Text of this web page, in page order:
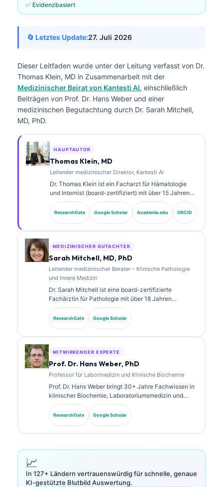
✅ Evidenzbasiert
🔄 Letztes Update:27. Juli 2026
Dieser Leitfaden wurde unter der Leitung verfasst von Dr.
Thomas Klein, MD in Zusammenarbeit mit der
Medizinischer Beirat von Kantesti AI, einschließlich
Beiträgen von Prof. Dr. Hans Weber und einer
medizinischen Begutachtung durch Dr. Sarah Mitchell,
MD, PhD.
HAUPTAUTOR
Thomas Klein, MD
Leitender medizinischer Direktor, Kantesti AI
Dr. Thomas Klein ist ein Facharzt für Hämatologie
und Internist (board-zertifiziert) mit über 15 Jahren
Erfahrung in der Labormedizin und in der KI-
gestützten klinischen Analyse. Als Chief Medical
Officer bei Kantesti AI übernimmt er die klinische
Biomarker-Interpretation und Labordiagnostik
veröffentlicht.
ResearchGate Google Scholar Academia.edu ORCID
MEDIZINISCHER GUTACHTER
Sarah Mitchell, MD, PhD
Leitender medizinischer Berater – Klinische Pathologie
und Innere Medizin
Dr. Sarah Mitchell ist eine board-zertifizierte
Fachärztin für Pathologie mit über 18 Jahren
Erfahrung in der Laboratoriumsmedizin und in der
diagnostischen Analyse. Sie verfügt über
Spezialzertifizierungen in klinischer Chemie und hat
ResearchGate Google Scholar
MITWIRKENDER EXPERTE
Prof. Dr. Hans Weber, PhD
Professor für Labormedizin und Klinische Biochemie
Prof. Dr. Hans Weber bringt 30+ Jahre Fachwissen in
klinischer Biochemie, Laboratoriumsmedizin und
Biomarkerforschung mit. Als ehemaliger Präsident der
Deutschen Gesellschaft für Klinische Chemie ist er
auf die Analyse diagnostischer Panels, die
ResearchGate Google Scholar
📈
In 127+ Ländern vertrauenswürdig für schnelle, genaue
KI-gestützte Blutbild Auswertung.